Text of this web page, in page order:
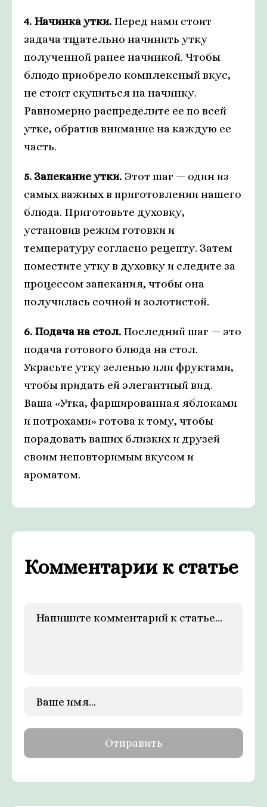
4. Начинка утки. Перед нами стоит
задача тщательно начинить утку
полученной ранее начинкой. Чтобы
блюдо приобрело комплексный вкус,
не стоит скупиться на начинку.
Равномерно распределите ее по всей
утке, обратив внимание на каждую ее
часть.
5. Запекание утки. Этот шаг — один из
самых важных в приготовлении нашего
блюда. Приготовьте духовку,
установив режим готовки и
температуру согласно рецепту. Затем
поместите утку в духовку и следите за
процессом запекания, чтобы она
получилась сочной и золотистой.
6. Подача на стол. Последний шаг — это
подача готового блюда на стол.
Украсьте утку зеленью или фруктами,
чтобы придать ей элегантный вид.
Ваша «Утка, фаршированная яблоками
и потрохами» готова к тому, чтобы
порадовать ваших близких и друзей
своим неповторимым вкусом и
ароматом.
Комментарии к статье